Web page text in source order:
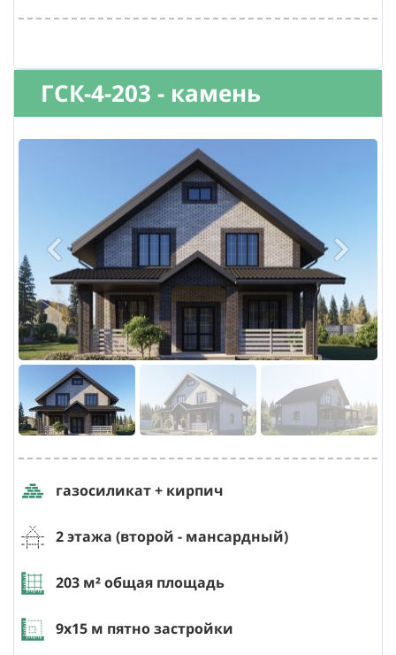
ГСК-4-203 - камень
газосиликат + кирпич
2 этажа (второй - мансардный)
203 м² общая площадь
9х15 м пятно застройки